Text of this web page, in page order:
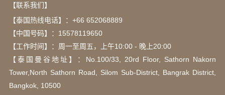
【联系我们】
【泰国热线电话】： +66 652068889
【中国号码】：15578119650
【工作时间】：周一至周五，上午10:00 - 晚上20:00
【泰国曼谷地址】：Νο.100/33, 20rd Floor, Sathorn Nakorn
Tower,North Sathorn Road, Silom Sub-District, Bangrak District,
Bangkok, 10500